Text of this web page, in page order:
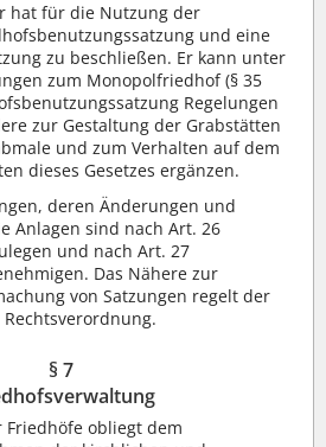
hat für die Nutzung der
und eine
zu beschließen. Er kann unter
zum Monopolfriedhof (§ 35
Regelungen
zur Gestaltung der Grabstätten
und zum Verhalten auf dem
dieses Gesetzes ergänzen.
deren Änderungen und
Anlagen sind nach Art. 26
und nach Art. 27
Das Nähere zur
von Satzungen regelt der
§ 7
Friedhöfe obliegt dem